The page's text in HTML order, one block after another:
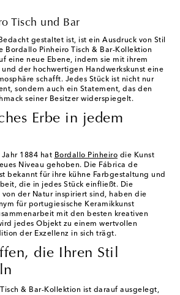
Tisch und Bar
gestaltet ist, ist ein Ausdruck von Stil
Bordallo Pinheiro Tisch & Bar-Kollektion
eine neue Ebene, indem sie mit ihrem
und der hochwertigen Handwerkskunst eine
schafft. Jedes Stück ist nicht nur
sondern auch ein Statement, das den
seiner Besitzer widerspiegelt.
Erbe in jedem
1884 hat Bordallo Pinheiro die Kunst
Niveau gehoben. Die Fábrica de
bekannt für ihre kühne Farbgestaltung und
die in jedes Stück einfließt. Die
von der Natur inspiriert sind, haben die
für portugiesische Keramikkunst
mit den besten kreativen
jedes Objekt zu einem wertvollen
der Exzellenz in sich trägt.
die Ihren Stil
& Bar-Kollektion ist darauf ausgelegt,